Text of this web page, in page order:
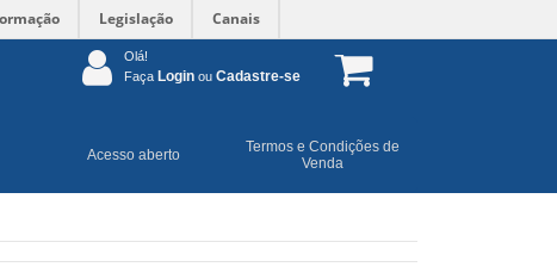
Legislação Canais
Olá!
Faça Login ou Cadastre-se
Acesso aberto
Termos e Condições de
Venda